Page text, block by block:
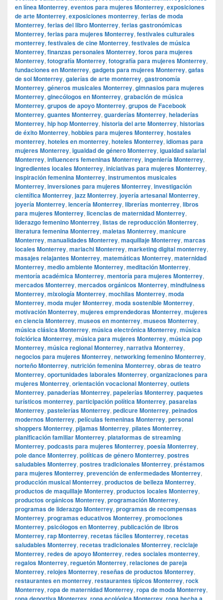
en línea Monterrey, eventos para mujeres Monterrey, exposiciones
de arte Monterrey, exposiciones monterrey, ferias de moda
Monterrey, ferias del libro Monterrey, ferias gastronómicas
Monterrey, ferias para mujeres Monterrey, festivales culturales
monterrey, festivales de cine Monterrey, festivales de música
Monterrey, finanzas personales Monterrey, foros para mujeres
Monterrey, fotografía Monterrey, fotografía para mujeres Monterrey,
fundaciones en Monterrey, gadgets para mujeres Monterrey, gafas
de sol Monterrey, galerías de arte monterrey, gastronomía
Monterrey, géneros musicales Monterrey, gimnasios para mujeres
Monterrey, ginecólogos en Monterrey, grabación de música
Monterrey, grupos de apoyo Monterrey, grupos de Facebook
Monterrey, guantes Monterrey, guarderías Monterrey, heladerías
Monterrey, hip hop Monterrey, historia del arte Monterrey, historias
de éxito Monterrey, hobbies para mujeres Monterrey, hostales
monterrey, hoteles en monterrey, hoteles Monterrey, idiomas para
mujeres Monterrey, igualdad de género Monterrey, igualdad salarial
Monterrey, influencers femeninas Monterrey, ingeniería Monterrey,
ingredientes locales Monterrey, iniciativas para mujeres Monterrey,
inspiración femenina Monterrey, instrumentos musicales
Monterrey, inversiones para mujeres Monterrey, investigación
científica Monterrey, jazz Monterrey, joyería artesanal Monterrey,
joyería Monterrey, lencería Monterrey, librerías monterrey, libros
para mujeres Monterrey, licencias de maternidad Monterrey,
liderazgo femenino Monterrey, listas de reproducción Monterrey,
literatura femenina Monterrey, maletas Monterrey, manicure
Monterrey, manualidades Monterrey, maquillaje Monterrey, marcas
locales Monterrey, mariachi Monterrey, marketing digital monterrey,
masajes relajantes Monterrey, matemáticas Monterrey, maternidad
Monterrey, medio ambiente Monterrey, meditación Monterrey,
mentoría académica Monterrey, mentoría para mujeres Monterrey,
mercados Monterrey, mercados orgánicos Monterrey, mindfulness
Monterrey, mixología Monterrey, mochilas Monterrey, moda
Monterrey, moda mujer Monterrey, moda sostenible Monterrey,
motivación Monterrey, mujeres emprendedoras Monterrey, mujeres
en ciencia Monterrey, museos en monterrey, museos Monterrey,
música clásica Monterrey, música electrónica Monterrey, música
folclórica Monterrey, música para mujeres Monterrey, música pop
Monterrey, música regional Monterrey, narrativa Monterrey,
negocios para mujeres Monterrey, networking femenino Monterrey,
norteño Monterrey, nutrición femenina Monterrey, obras de teatro
Monterrey, oportunidades laborales Monterrey, organizaciones para
mujeres Monterrey, orientación vocacional Monterrey, outlets
Monterrey, panaderías Monterrey, papelerías Monterrey, paquetes
turísticos monterrey, participación política Monterrey, pasarelas
Monterrey, pastelerías Monterrey, pedicure Monterrey, peinados
modernos Monterrey, películas femeninas Monterrey, personal
shoppers Monterrey, pijamas Monterrey, pilates Monterrey,
planificación familiar Monterrey, plataformas de streaming
Monterrey, podcasts para mujeres Monterrey, poesía Monterrey,
pole dance Monterrey, políticas de género Monterrey, postres
saludables Monterrey, postres tradicionales Monterrey, préstamos
para mujeres Monterrey, prevención de enfermedades Monterrey,
producción musical Monterrey, productos de belleza Monterrey,
productos de maquillaje Monterrey, productos locales Monterrey,
productos orgánicos Monterrey, programación Monterrey,
programas de liderazgo Monterrey, programas de recompensas
Monterrey, programas educativos Monterrey, promociones
Monterrey, psicólogos en Monterrey, publicación de libros
Monterrey, rap Monterrey, recetas fáciles Monterrey, recetas
saludables Monterrey, recetas tradicionales Monterrey, reciclaje
Monterrey, redes de apoyo Monterrey, redes sociales monterrey,
regalos Monterrey, reguetón Monterrey, relaciones de pareja
Monterrey, relojes Monterrey, reseñas de productos Monterrey,
restaurantes en monterrey, restaurantes típicos Monterrey, rock
Monterrey, ropa de maternidad Monterrey, ropa de moda Monterrey,
, ,